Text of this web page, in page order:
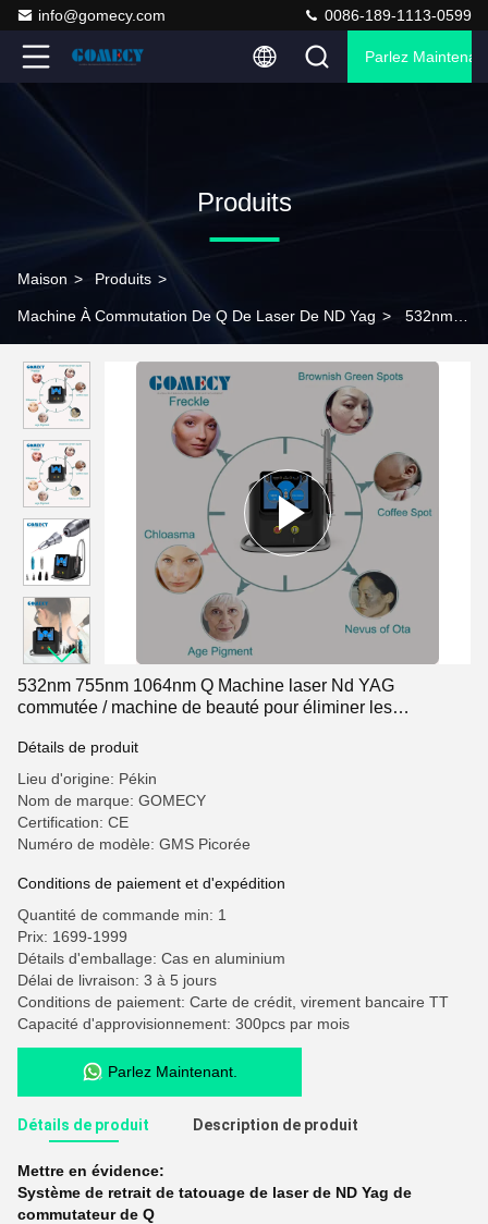
info@gomecy.com 0086-189-1113-0599
Parlez
Produits
Maison > Produits >
Machine À Commutation De Q De Laser De ND Yag > 532nm
de beauté pour éliminer les tatouages
532nm 755nm 1064nm Q Machine laser Nd YAG
commutée / machine de beauté pour éliminer les
Détails de produit
Lieu d'origine: Pékin
Nom de marque: GOMECY
Certification: CE
Numéro de modèle: GMS Picorée
Conditions de paiement et d'expédition
Quantité de commande min: 1
Prix: 1699-1999
Détails d'emballage: Cas en aluminium
Délai de livraison: 3 à 5 jours
Conditions de paiement: Carte de crédit, virement bancaire TT
Capacité d'approvisionnement: 300pcs par mois
Parlez Maintenant.
Détails de produit Description de produit
Mettre en évidence:
Système de retrait de tatouage de laser de ND Yag de
commutateur de Q